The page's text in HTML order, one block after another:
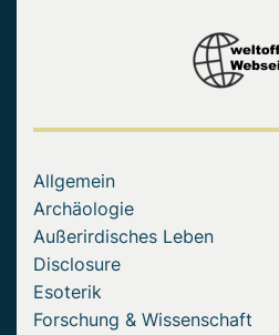
Allgemein
Archäologie
Außerirdisches Leben
Disclosure
Esoterik
Forschung & Wissenschaft